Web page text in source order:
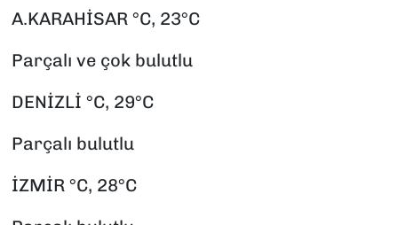
A.KARAHİSAR °C, 23°C
Parçalı ve çok bulutlu
DENİZLİ °C, 29°C
Parçalı bulutlu
İZMİR °C, 28°C